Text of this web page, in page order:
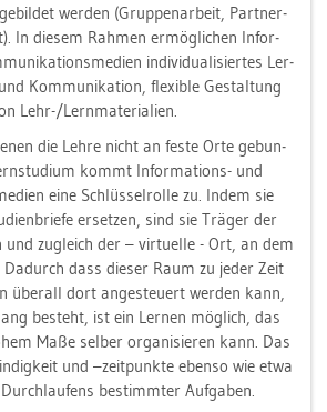
wer­den (Grup­pen­ar­beit, Part­ner­
In die­sem Rah­men er­mög­li­chen In­for­
in­di­vi­dua­li­sier­tes Ler­
Kom­mu­ni­ka­ti­on, fle­xi­ble Ge­stal­tung
Lehr-/Lern­ma­te­ria­li­en.
die Lehre nicht an feste Orte ge­bun­
kommt In­for­ma­ti­ons- und
eine Schlüs­sel­rol­le zu. Indem sie
er­set­zen, sind sie Trä­ger der
zu­gleich der – vir­tu­el­le - Ort, an dem
dass die­ser Raum zu jeder Zeit
über­all dort an­ge­steu­ert wer­den kann,
be­steht, ist ein Ler­nen mög­lich, das
Maße sel­ber or­ga­ni­sie­ren kann. Das
und –zeit­punk­te eben­so wie etwa
be­stimm­ter Auf­ga­ben.